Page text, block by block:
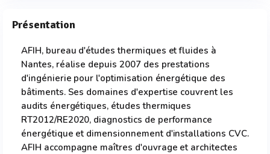
Présentation
AFIH, bureau d'études thermiques et fluides à
Nantes, réalise depuis 2007 des prestations
d'ingénierie pour l'optimisation énergétique des
bâtiments. Ses domaines d'expertise couvrent les
audits énergétiques, études thermiques
RT2012/RE2020, diagnostics de performance
énergétique et dimensionnement d'installations CVC.
AFIH accompagne maîtres d'ouvrage et architectes